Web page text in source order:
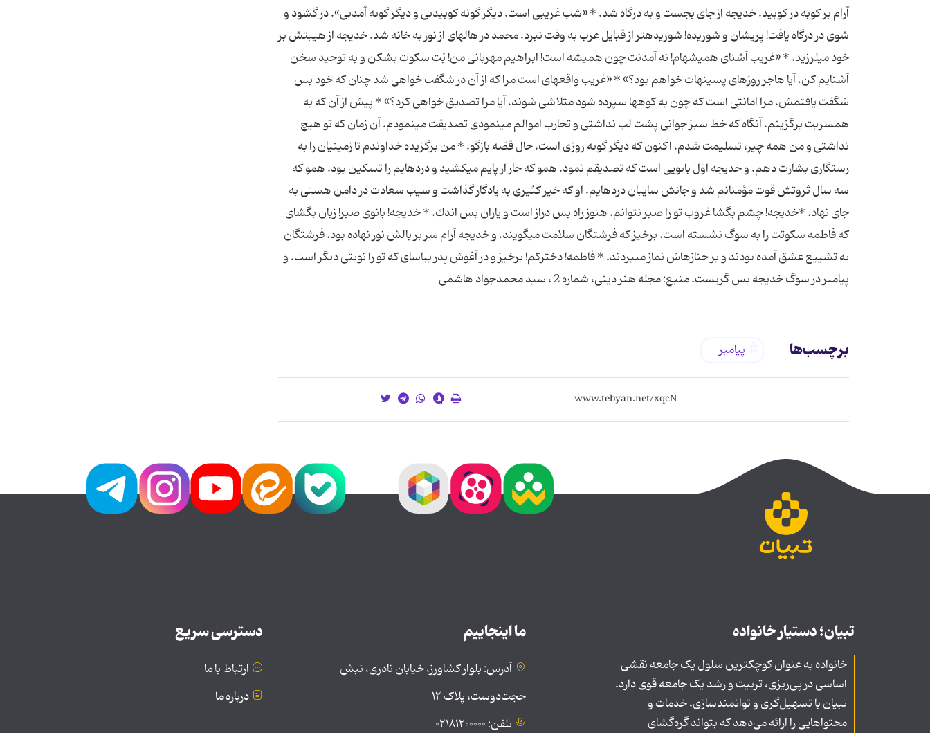
آرام بر كوبه در كوبید. خدیجه از جاى بجست و به درگاه شد. * «شب غریبى است. دیگر گونه كوبیدنى و دیگر گونه آمدنى». در گشود و
شوى در درگاه یافت! پریشان و شوریده! شوریده‏تر از قبایل عرب به وقت نبرد. محمد در هاله‏اى از نور به خانه شد. خدیجه از هیبتش بر
خود مى‏لرزید. * «غریب آشناى همیشه‏ام! نه آمدنت چون همیشه است! ابراهیم مهربانى من! بُت سكوت بشكن و به توحید سخن
آشنایم كن. آیا هاجر روزهاى پسینه‏ات خواهم بود؟» * «غریب واقعه‏اى است مرا كه از آن در شگفت خواهى شد چنان كه خود بس
شگفت یافتمش. مرا امانتى است كه چون به كوهها سپرده شود متلاشى شوند. آیا مرا تصدیق خواهى كرد؟» * پیش از آن كه به
همسریت برگزینم. آنگاه كه خط سبز جوانى پشت لب نداشتى و تجارب اموالم مى‏نمودى تصدیقت مى‏نمودم. آن زمان كه تو هیچ
نداشتى و من همه چیز، تسلیمت شدم. اكنون كه دیگر گونه روزى است. حال قصّه بازگو. * من برگزیده خداوندم تا زمینیان را به
رستگارى بشارت دهم. و خدیجه اوّل بانویى است كه تصدیقم نمود. همو كه خار از پایم مى‏كشید و دردهایم را تسكین بود. همو كه
سه سال ثروتش قوت مؤمنانم شد و جانش سایبان دردهایم. او كه خیر كثیرى به یادگار گذاشت و سیب سعادت در دامن هستى به
جاى نهاد. *خدیجه! چشم بگشا غروب تو را صبر نتوانم. هنوز راه بس دراز است و یاران بس اندك. * خدیجه! بانوى صبر! زبان بگشاى
كه فاطمه سكوتت را به سوگ نشسته است. برخیز كه فرشتگان سلامت مى‏گویند. و خدیجه آرام سر بر بالش نور نهاده بود. فرشتگان
به تشییع عشق آمده بودند و بر جنازه‏اش نماز مى‏بردند. * فاطمه! دختركم! برخیز و در آغوش پدر بیاساى كه تو را نوبتى دیگر است. و
پیامبر در سوگ خدیجه بس گریست. منبع: مجله هنر دینی، شماره 2 ،‌ سید محمدجواد هاشمى
برچسب‌ها پیامبر
تبیان؛ دستیار خانواده
خانواده به عنوان کوچکترین سلول یک جامعه نقشی
اساسی در پی‌ریزی، تربیت و رشد یک جامعه قوی دارد.
تبیان با تسهیل‌گری و توانمندسازی، خدمات و
محتواهایی را ارائه می‌دهد که بتواند گره‌گشای
ما اینجاییم
آدرس: بلوار کشاورز، خیابان نادری، نبش
حجت‌دوست، پلاک ۱۲
تلفن: ۰۲۱۸۱۲۰۰۰۰۰
دسترسی سریع
ارتباط با ما
درباره ما